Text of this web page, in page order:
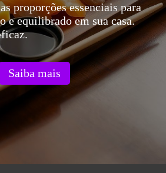
proporções essenciais para
e equilibrado em sua casa.
Saiba mais